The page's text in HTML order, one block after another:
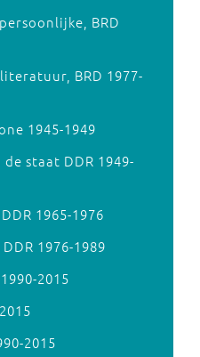
BRD
BRD 1977-
1945-1949
staat DDR 1949-
1965-1976
1976-1989
2015
2015